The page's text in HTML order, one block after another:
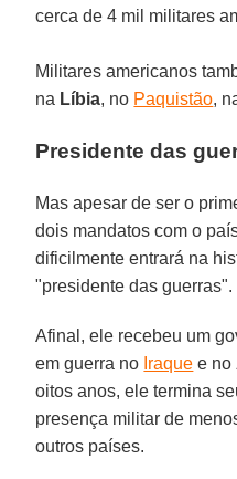
cerca de 4 mil militares
Militares americanos
na Líbia, no Paquistão,
Presidente das
Mas apesar de ser o
dois mandatos com o
dificilmente entrará na
"presidente das guerras".
Afinal, ele recebeu um
em guerra no Iraque e no
oitos anos, ele termina
presença militar de
outros países.